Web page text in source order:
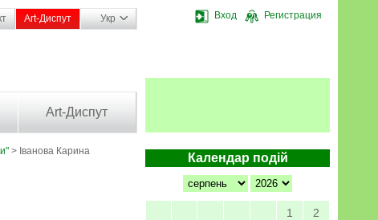
Вход Регистрация
Art-Диспут Укр
Art-Диспут
Календар подій
1
2
> Іванова Карина